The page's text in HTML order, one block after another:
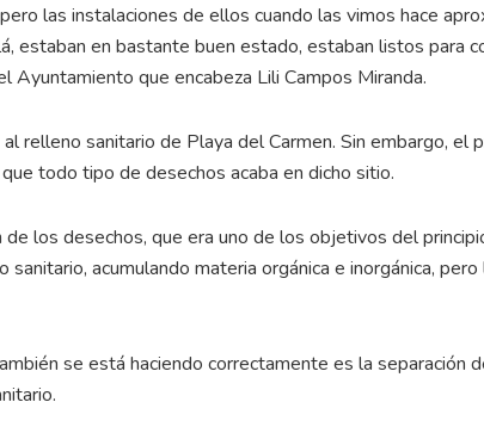
las instalaciones de ellos cuando las vimos hace
estaban en bastante buen estado, estaban listos para
que encabeza Lili Campos Miranda.
relleno sanitario de Playa del Carmen. Sin embargo, el
todo tipo de desechos acaba en dicho sitio.
los desechos, que era uno de los objetivos del
acumulando materia orgánica e inorgánica,
se está haciendo correctamente es la separación